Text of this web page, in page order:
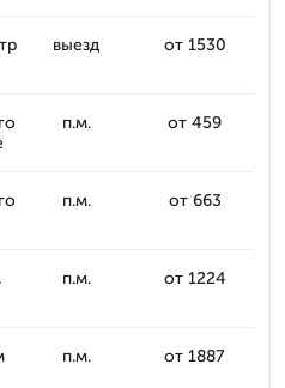
выезд от 1530
п.м. от 459
п.м. от 663
п.м. от 1224
п.м. от 1887